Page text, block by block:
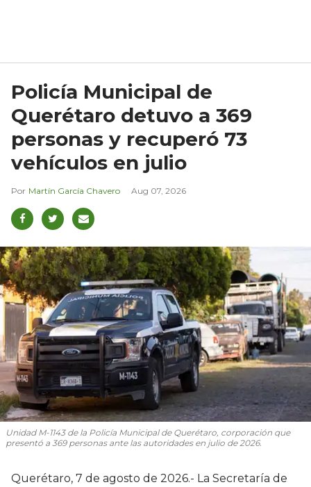
Policía Municipal de
Querétaro detuvo a 369
personas y recuperó 73
vehículos en julio
Martín García Chavero Aug 07, 2026
Unidad M-1143 de la Policía Municipal de Querétaro, corporación que
presentó a 369 personas ante las autoridades en julio de 2026.
Querétaro, 7 de agosto de 2026.- La Secretaría de